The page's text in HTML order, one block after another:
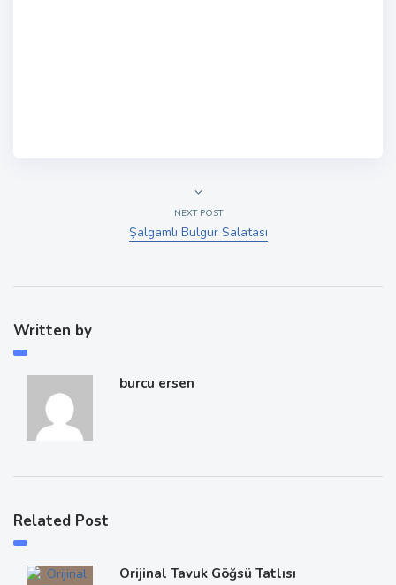
NEXT POST
Şalgamlı Bulgur Salatası
Written by
burcu ersen
Related Post
Orijinal Tavuk Göğsü Tatlısı